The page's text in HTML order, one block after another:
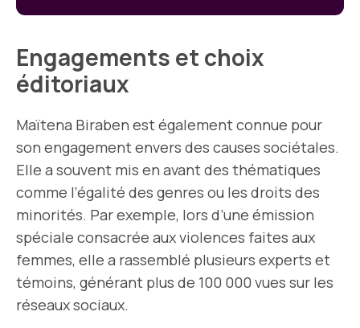
Engagements et choix
éditoriaux
Maïtena Biraben est également connue pour
son engagement envers des causes sociétales.
Elle a souvent mis en avant des thématiques
comme l’égalité des genres ou les droits des
minorités. Par exemple, lors d’une émission
spéciale consacrée aux violences faites aux
femmes, elle a rassemblé plusieurs experts et
témoins, générant plus de 100 000 vues sur les
réseaux sociaux.